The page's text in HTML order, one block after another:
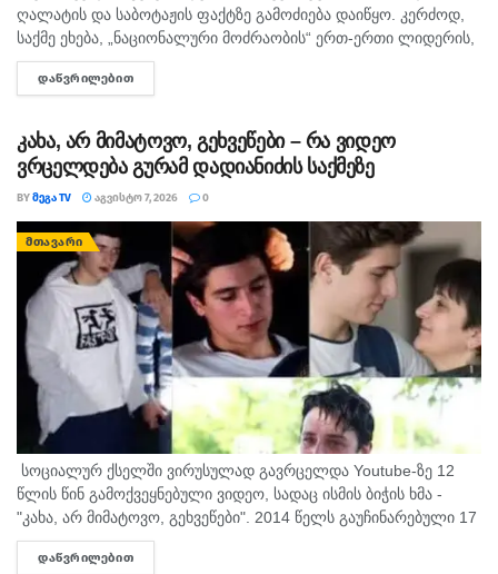
ღალატის და საბოტაჟის ფაქტზე გამოძიება დაიწყო. კერძოდ,
საქმე ეხება, „ნაციონალური მოძრაობის“ ერთ-ერთი ლიდერის,
გიორგი ბარამიძის მიერ იაგო ხვიჩიასთვის მიცემულ
ინტერვიუს, სადაც ის აღნიშნავს, რომ რომ აფხაზეთში...
ᲓᲐᲬᲕᲠᲘᲚᲔᲑᲘᲗ
კახა, არ მიმატოვო, გეხვეწები – რა ვიდეო
ვრცელდება გურამ დადიანიძის საქმეზე
BYᲛᲔᲒᲐ TV ᲐᲒᲕᲘᲡᲢᲝ 7, 2026 0
ᲛᲗᲐᲕᲐᲠᲘ
სოციალურ ქსელში ვირუსულად გავრცელდა Youtube-ზე 12
წლის წინ გამოქვეყნებული ვიდეო, სადაც ისმის ბიჭის ხმა -
"კახა, არ მიმატოვო, გეხვეწები". 2014 წელს გაუჩინარებული 17
წლის გურამ დადიანიძის დედა, სოფიო ბიბილაშვილი
აცხადებს,...
ᲓᲐᲬᲕᲠᲘᲚᲔᲑᲘᲗ